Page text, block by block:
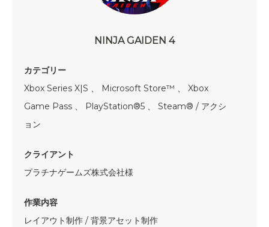
NINJA GAIDEN 4
カテゴリー
Xbox Series X|S 、 Microsoft Store™ 、 Xbox
Game Pass 、 PlayStation®5 、 Steam® / アクシ
ョン
クライアント
プラチナゲームズ株式会社様
作業内容
レイアウト制作 / 背景アセット制作